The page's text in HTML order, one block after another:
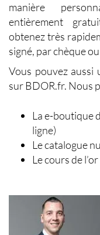
manière
entièrement
obtenez très
signé, par chèque
Vous pouvez aussi
sur BDOR.fr. Nous
La e-boutique
ligne)
Le catalogue
Le cours de